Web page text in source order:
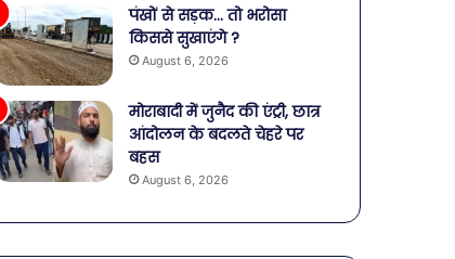
पंखों से सड़क… तो भरोसा
किससे सुखाएंगे ?
August 6, 2026
मोराबादी में जुनैद की एंट्री, छात्र
आंदोलन के बदलते चेहरे पर
बहस
August 6, 2026